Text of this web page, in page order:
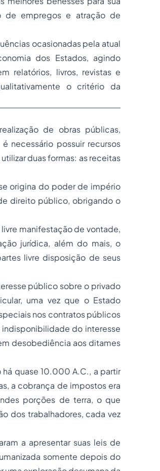
de empregos e atração de
ocasionadas pela atual
dos Estados, agindo
relatórios, livros, revistas e
o critério da
de obras públicas,
necessário possuir recursos
duas formas: as receitas
origina do poder de império
direito público, obrigando o
manifestação de vontade,
jurídica, além do mais, o
livre disposição de seus
público sobre o privado
uma vez que o Estado
nos contratos públicos
do interesse
desobediência aos ditames
quase 10.000 A.C., a partir
a cobrança de impostos era
porções de terra, o que
dos trabalhadores, cada vez
a apresentar suas leis de
somente depois do